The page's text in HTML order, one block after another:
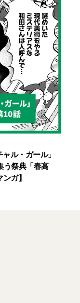
ル・ガール」
う祭典「春高
ガ】